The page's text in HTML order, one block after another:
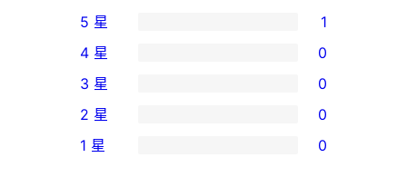
1
個
5
星
使
5 星 1
個
4
星
4 星 0
0
個
3
3 星 0
個
2 星 0
1 星 0